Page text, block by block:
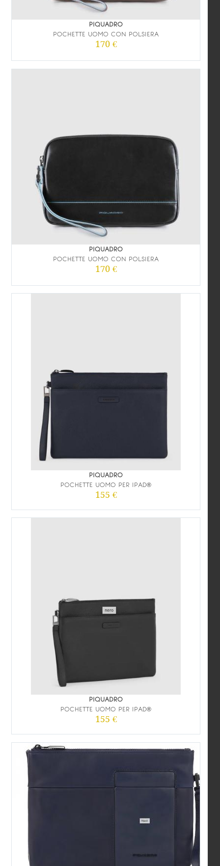
PIQUADRO
POCHETTE UOMO CON POLSIERA
170 €
PIQUADRO
POCHETTE UOMO CON POLSIERA
170 €
PIQUADRO
POCHETTE UOMO PER IPAD®
155 €
PIQUADRO
POCHETTE UOMO PER IPAD®
155 €